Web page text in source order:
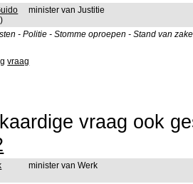
minister van Justitie
- Politie - Stomme oproepen - Stand van
vraag
vraag ook
minister van Werk